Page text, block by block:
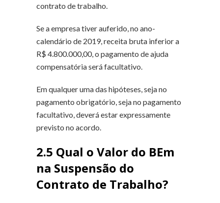
contrato de trabalho.
Se a empresa tiver auferido, no ano-
calendário de 2019, receita bruta inferiora
R$ 4.800.000,00, o pagamento de ajuda
compensatória será facultativo.
Em qualquer uma das hipóteses, seja no
pagamento obrigatório, seja no pagamento
facultativo, deverá estar expressamente
previsto no acordo.
2.5 Qual o Valor do BEm
na Suspensão do
Contrato de Trabalho?